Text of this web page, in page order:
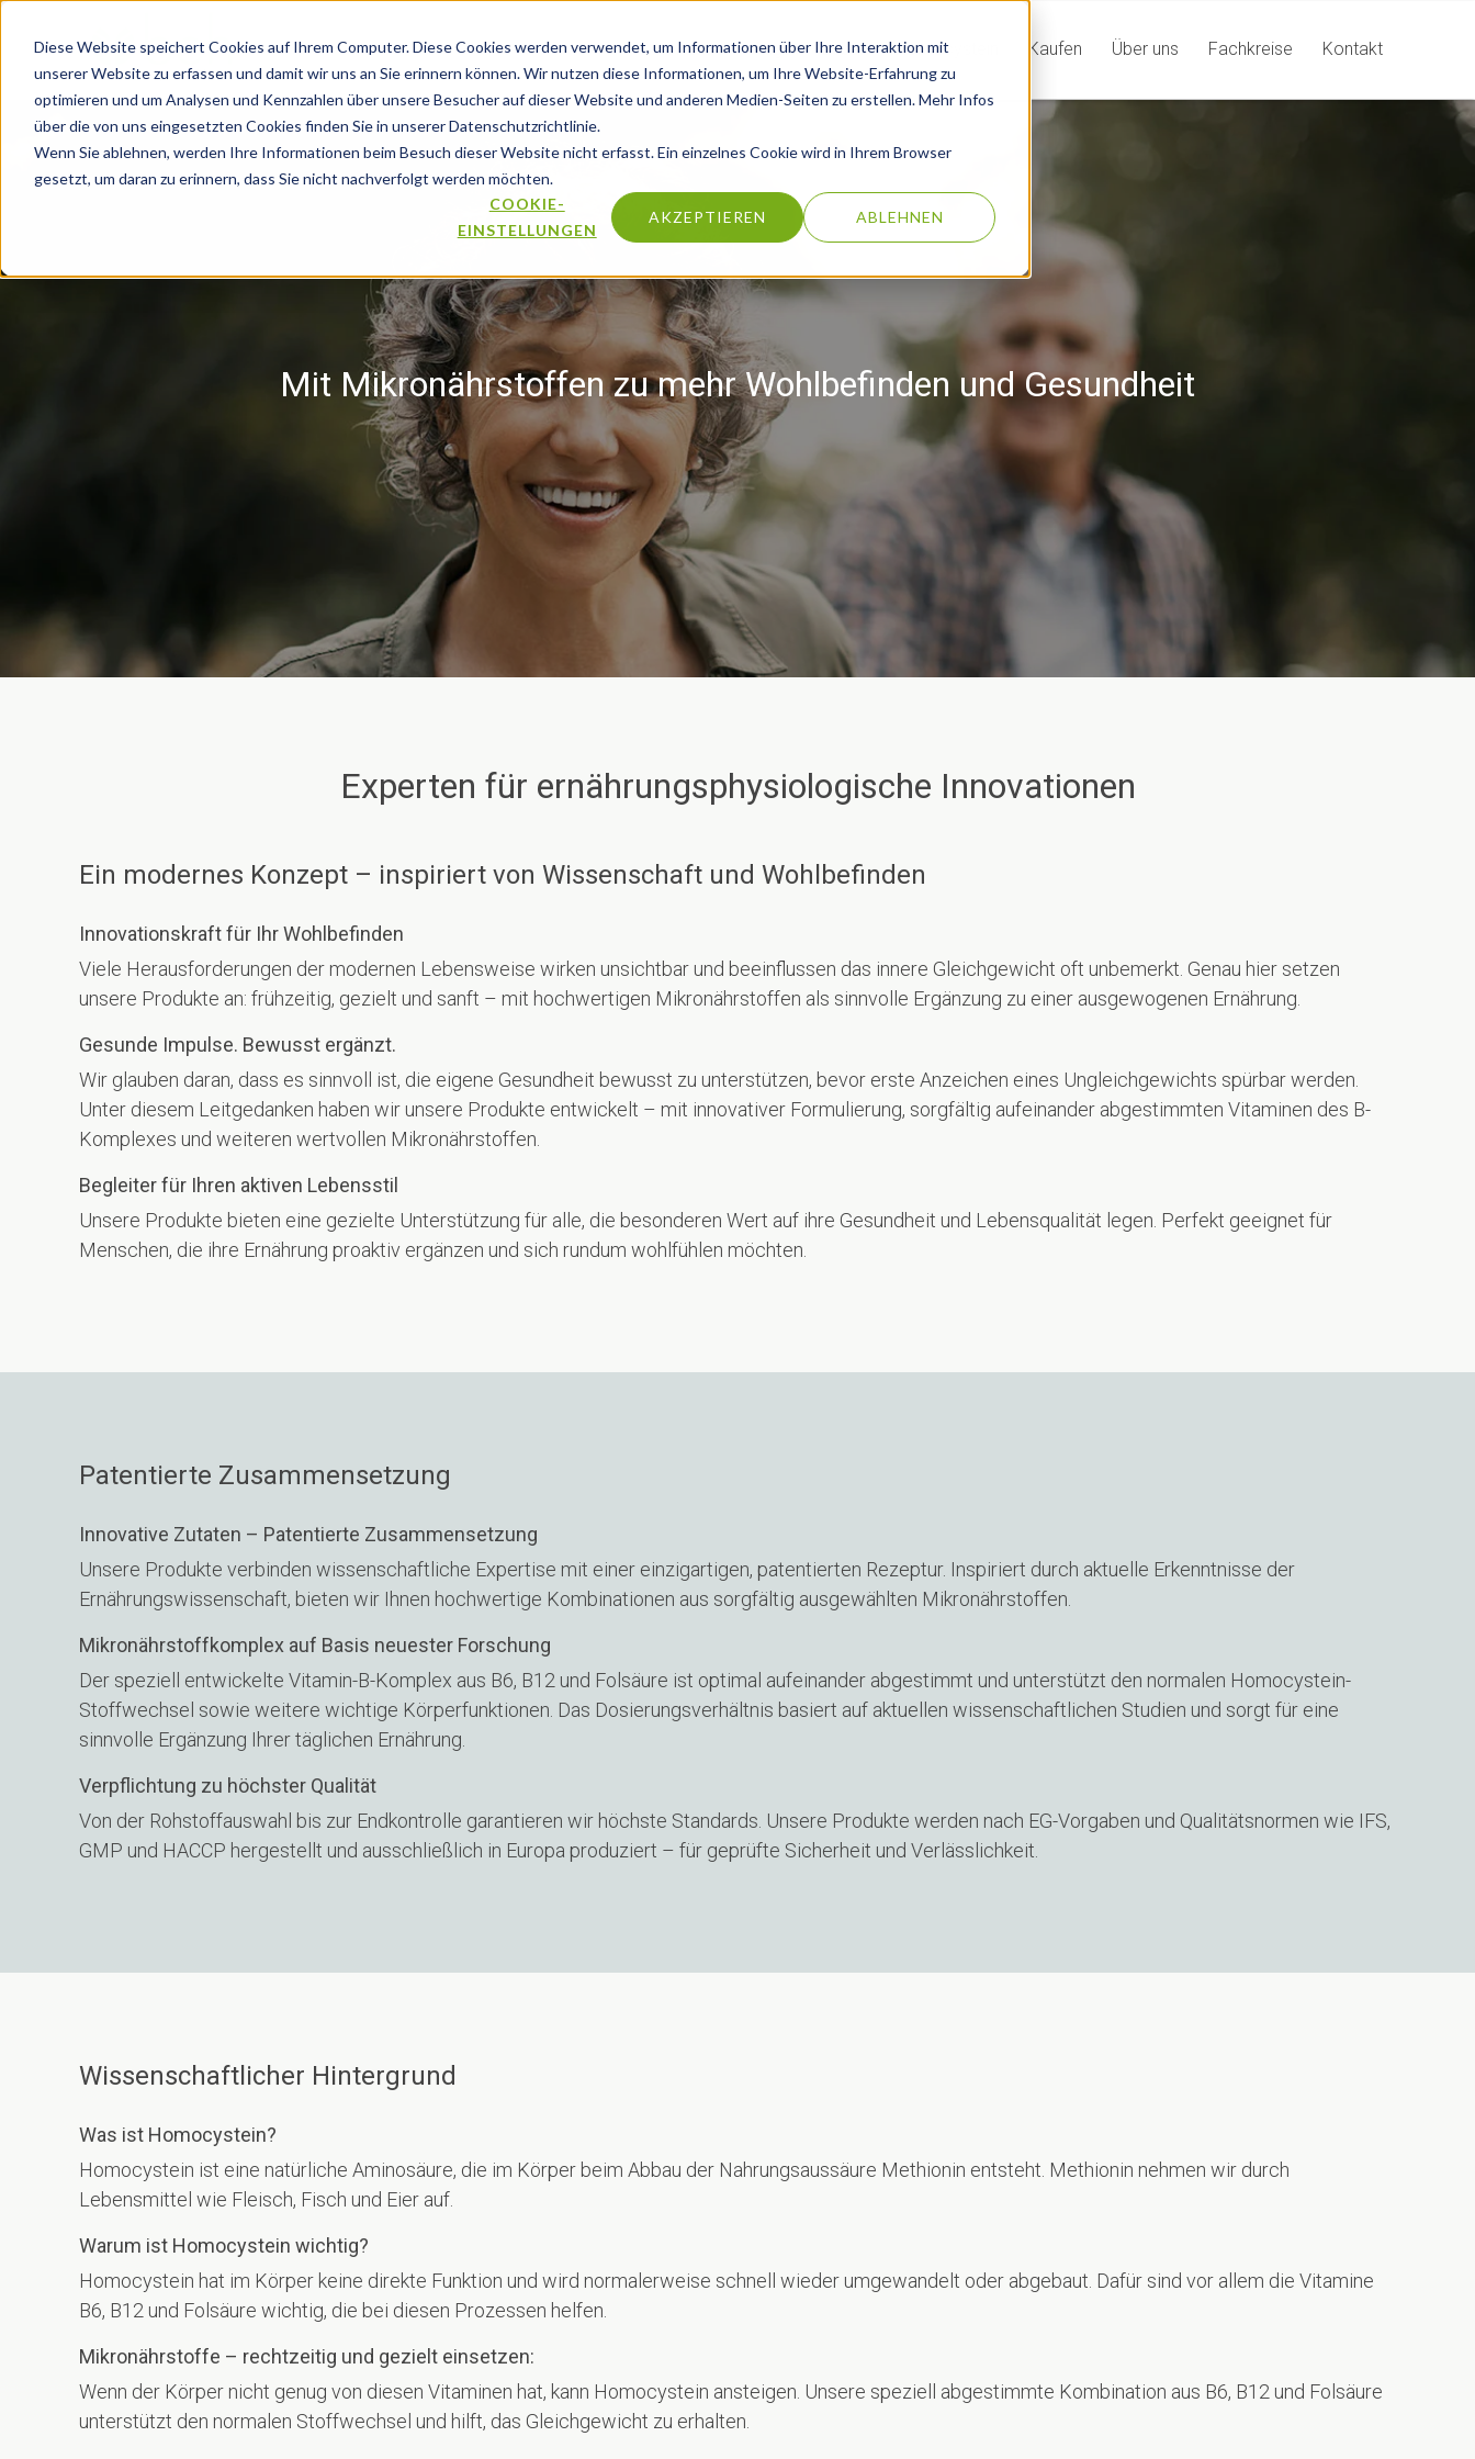
Diese Website speichert Cookies auf Ihrem Computer. Diese Cookies werden verwendet, um Informationen über Ihre Interaktion mit
unserer Website zu erfassen und damit wir uns an Sie erinnern können. Wir nutzen diese Informationen, um Ihre Website-Erfahrung zu
optimieren und um Analysen und Kennzahlen über unsere Besucher auf dieser Website und anderen Medien-Seiten zu erstellen. Mehr Infos
über die von uns eingesetzten Cookies finden Sie in unserer Datenschutzrichtlinie.
Wenn Sie ablehnen, werden Ihre Informationen beim Besuch dieser Website nicht erfasst. Ein einzelnes Cookie wird in Ihrem Browser
gesetzt, um daran zu erinnern, dass Sie nicht nachverfolgt werden möchten.
COOKIE-
EINSTELLUNGEN
AKZEPTIEREN ABLEHNEN
Im Fokus Auge Leber Homocystein Kaufen Über uns Fachkreise Kontakt
Mit Mikronährstoffen zu mehr Wohlbefinden und Gesundheit
Experten für ernährungsphysiologische Innovationen
Ein modernes Konzept – inspiriert von Wissenschaft und Wohlbefinden
Innovationskraft für Ihr Wohlbefinden
Viele Herausforderungen der modernen Lebensweise wirken unsichtbar und beeinflussen das innere Gleichgewicht oft unbemerkt. Genau hier setzen
unsere Produkte an: frühzeitig, gezielt und sanft – mit hochwertigen Mikronährstoffen als sinnvolle Ergänzung zu einer ausgewogenen Ernährung.
Gesunde Impulse. Bewusst ergänzt.
Wir glauben daran, dass es sinnvoll ist, die eigene Gesundheit bewusst zu unterstützen, bevor erste Anzeichen eines Ungleichgewichts spürbar werden.
Unter diesem Leitgedanken haben wir unsere Produkte entwickelt – mit innovativer Formulierung, sorgfältig aufeinander abgestimmten Vitaminen des B-
Komplexes und weiteren wertvollen Mikronährstoffen.
Begleiter für Ihren aktiven Lebensstil
Unsere Produkte bieten eine gezielte Unterstützung für alle, die besonderen Wert auf ihre Gesundheit und Lebensqualität legen. Perfekt geeignet für
Menschen, die ihre Ernährung proaktiv ergänzen und sich rundum wohlfühlen möchten.
Patentierte Zusammensetzung
Innovative Zutaten – Patentierte Zusammensetzung
Unsere Produkte verbinden wissenschaftliche Expertise mit einer einzigartigen, patentierten Rezeptur. Inspiriert durch aktuelle Erkenntnisse der
Ernährungswissenschaft, bieten wir Ihnen hochwertige Kombinationen aus sorgfältig ausgewählten Mikronährstoffen.
Mikronährstoffkomplex auf Basis neuester Forschung
Der speziell entwickelte Vitamin-B-Komplex aus B6, B12 und Folsäure ist optimal aufeinander abgestimmt und unterstützt den normalen Homocystein-
Stoffwechsel sowie weitere wichtige Körperfunktionen. Das Dosierungsverhältnis basiert auf aktuellen wissenschaftlichen Studien und sorgt für eine
sinnvolle Ergänzung Ihrer täglichen Ernährung.
Verpflichtung zu höchster Qualität
Von der Rohstoffauswahl bis zur Endkontrolle garantieren wir höchste Standards. Unsere Produkte werden nach EG-Vorgaben und Qualitätsnormen wie IFS,
GMP und HACCP hergestellt und ausschließlich in Europa produziert – für geprüfte Sicherheit und Verlässlichkeit.
Wissenschaftlicher Hintergrund
Was ist Homocystein?
Homocystein ist eine natürliche Aminosäure, die im Körper beim Abbau der Nahrungsaussäure Methionin entsteht. Methionin nehmen wir durch
Lebensmittel wie Fleisch, Fisch und Eier auf.
Warum ist Homocystein wichtig?
Homocystein hat im Körper keine direkte Funktion und wird normalerweise schnell wieder umgewandelt oder abgebaut. Dafür sind vor allem die Vitamine
B6, B12 und Folsäure wichtig, die bei diesen Prozessen helfen.
Mikronährstoffe – rechtzeitig und gezielt einsetzen:
Wenn der Körper nicht genug von diesen Vitaminen hat, kann Homocystein ansteigen. Unsere speziell abgestimmte Kombination aus B6, B12 und Folsäure
unterstützt den normalen Stoffwechsel und hilft, das Gleichgewicht zu erhalten.